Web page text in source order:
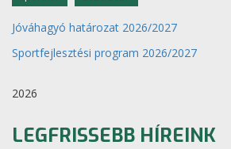
Jóváhagyó határozat 2026/2027
Sportfejlesztési program 2026/2027
2026
LEGFRISSEBB HÍREINK